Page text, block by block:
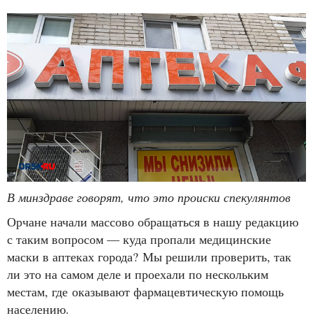
В минздраве говорят, что это происки спекулянтов
Орчане начали массово обращаться в нашу редакцию
с таким вопросом — куда пропали медицинские
маски в аптеках города? Мы решили проверить, так
ли это на самом деле и проехали по нескольким
местам, где оказывают фармацевтическую помощь
населению.